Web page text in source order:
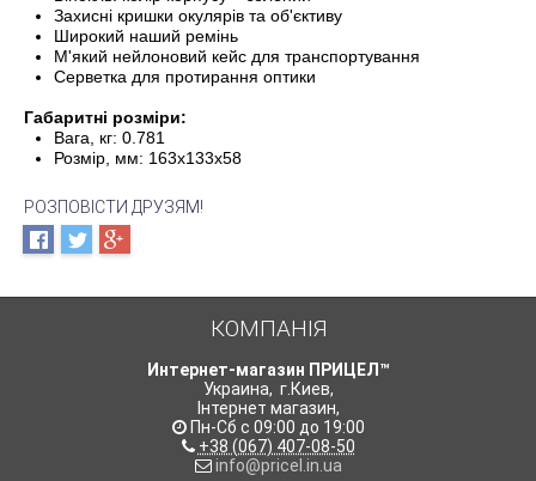
Захисні кришки окулярів та об'єктиву
Широкий наший ремінь
М'який нейлоновий кейс для транспортування
Серветка для протирання оптики
Габаритні розміри:
Вага, кг: 0.781
Розмір, мм: 163x133x58
РОЗПОВІСТИ ДРУЗЯМ!
КОМПАНІЯ
Интернет-магазин ПРИЦЕЛ™
Украина, г.Киев,
Інтернет магазин,
Пн-Сб с 09:00 до 19:00
+38 (067) 407-08-50
info@pricel.in.ua